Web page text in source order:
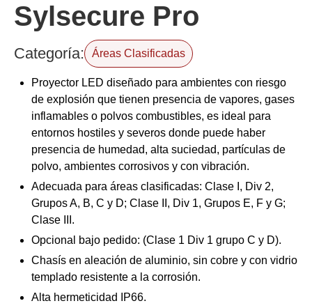
Sylsecure Pro
Categoría: Áreas Clasificadas
Proyector LED diseñado para ambientes con riesgo
de explosión que tienen presencia de vapores, gases
inflamables o polvos combustibles, es ideal para
entornos hostiles y severos donde puede haber
presencia de humedad, alta suciedad, partículas de
polvo, ambientes corrosivos y con vibración.
Adecuada para áreas clasificadas: Clase I, Div 2,
Grupos A, B, C y D; Clase II, Div 1, Grupos E, F y G;
Clase III.
Opcional bajo pedido: (Clase 1 Div 1 grupo C y D).
Chasís en aleación de aluminio, sin cobre y con vidrio
templado resistente a la corrosión.
Alta hermeticidad IP66.